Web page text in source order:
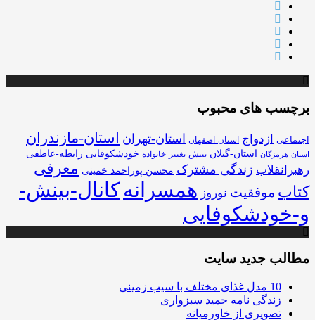
برچسب های محبوب
اجتماعی ازدواج استان-اصفهان استان-تهران استان-مازندران
استان-هرمزگان استان-گیلان بینش تغییر خانواده خودشکوفایی رابطه-عاطفی
رهبرانقلاب زندگی مشترک محسن پوراحمد خمینی معرفی
کتاب موفقیت نوروز همسرانهکانال-بینش-
و-خودشکوفایی
مطالب جدید سایت
10 مدل غذای مختلف با سیب زمینی
زندگی نامه حمید سبزواری
تصویری از خاورمیانه